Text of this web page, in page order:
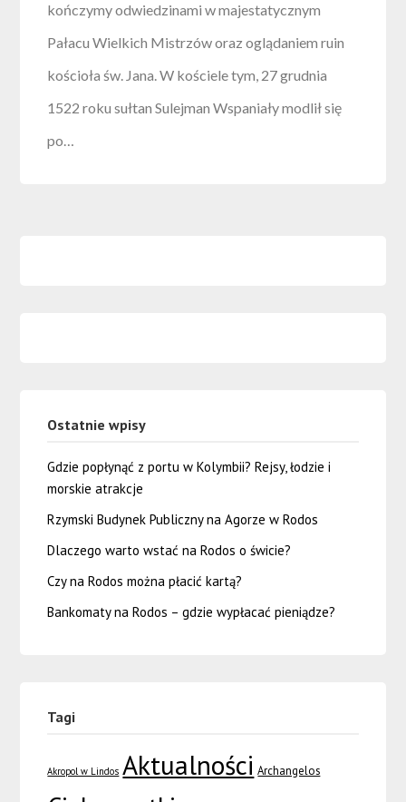
kończymy odwiedzinami w majestatycznym
Pałacu Wielkich Mistrzów oraz oglądaniem ruin
kościoła św. Jana. W kościele tym, 27 grudnia
1522 roku sułtan Sulejman Wspaniały modlił się
po…
Ostatnie wpisy
Gdzie popłynąć z portu w Kolymbii? Rejsy, łodzie i
morskie atrakcje
Rzymski Budynek Publiczny na Agorze w Rodos
Dlaczego warto wstać na Rodos o świcie?
Czy na Rodos można płacić kartą?
Bankomaty na Rodos – gdzie wypłacać pieniądze?
Tagi
Akropol w Lindos Aktualności Archangelos